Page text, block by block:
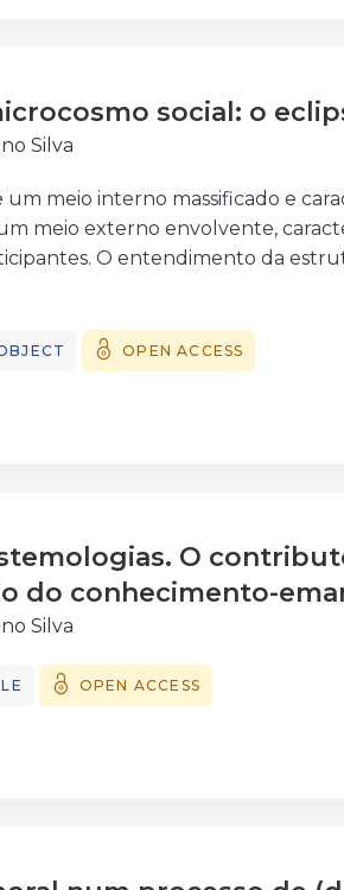
social: o
Silva
um meio interno massificado e
meio externo envolvente,
O entendimento da
no Projecto Educativo de
de Identidade Escolar.
nova temporalidade na vida de
2001, p. 49). Será a Escola
OPEN ACCESS
O
do conhecimento-
Silva
OPEN ACCESS